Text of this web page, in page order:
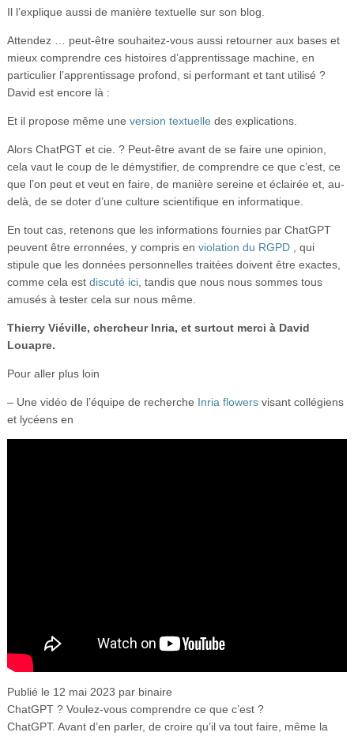
Il l’explique aussi de manière textuelle sur son blog.
Attendez … peut-être souhaitez-vous aussi retourner aux bases et
mieux comprendre ces histoires d’apprentissage machine, en
particulier l’apprentissage profond, si performant et tant utilisé ?
David est encore là :
Et il propose même une version textuelle des explications.
Alors ChatPGT et cie. ? Peut-être avant de se faire une opinion,
cela vaut le coup de le démystifier, de comprendre ce que c’est, ce
que l’on peut et veut en faire, de manière sereine et éclairée et, au-
delà, de se doter d’une culture scientifique en informatique.
En tout cas, retenons que les informations fournies par ChatGPT
peuvent être erronnées, y compris en violation du RGPD, qui
stipule que les données personnelles traitées doivent être exactes,
comme cela est discuté ici, tandis que nous nous sommes tous
amusés à tester cela sur nous même.
Thierry Viéville, chercheur Inria, et surtout merci à David
Louapre.
Pour aller plus loin
– Une vidéo de l’équipe de recherche Inria flowersvisant collégiens
et lycéens en
Publié le 12 mai 2023 par binaire
ChatGPT ? Voulez-vous comprendre ce que c’est ?
ChatGPT. Avant d’en parler, de croire qu’il va tout faire, même la